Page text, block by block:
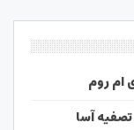
ام روم
آسا